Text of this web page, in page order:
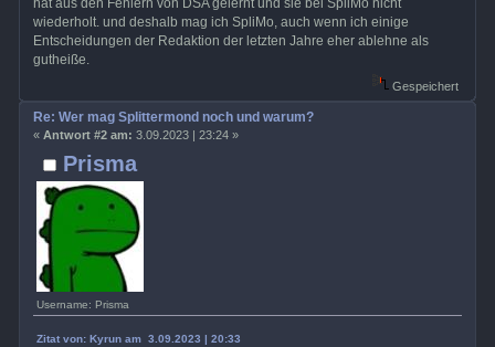
hat aus den Fehlern von DSA gelernt und sie bei SpliMo nicht
wiederholt. und deshalb mag ich SpliMo, auch wenn ich einige
Entscheidungen der Redaktion der letzten Jahre eher ablehne als
gutheiße.
Gespeichert
Prisma
Username: Prisma
Re: Wer mag Splittermond noch und warum?
« Antwort #2 am: 3.09.2023 | 23:24 »
Zitat von: Kyrun am 3.09.2023 | 20:33